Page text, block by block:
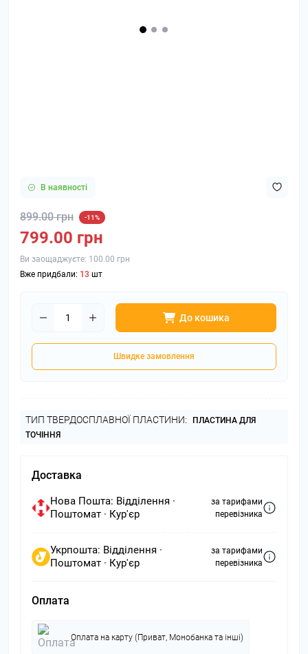
В наявності
899.00 грн -11%
799.00 грн
Ви заощаджуєте: 100.00 грн
Вже придбали: 13 шт
До кошика
Швидке замовлення
ТИП ТВЕРДОСПЛАВНОЇ ПЛАСТИНИ:
ПЛАСТИНА ДЛЯ
ТОЧІННЯ
Доставка
Нова Пошта: Відділення ·
Поштомат · Кур'єр
за тарифами
перевізника
Укрпошта: Відділення ·
Поштомат · Кур'єр
за тарифами
перевізника
Оплата
Оплата на карту (Приват, Монобанка та інші)